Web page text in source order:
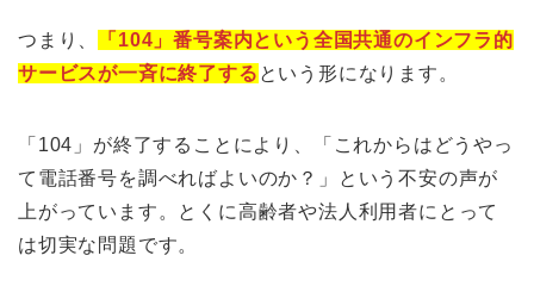
つまり、
「104」番号案内という全国共通のインフラ的
サービスが一斉に終了する という形になります。
「104」が終了することにより、「これからはどうやっ
て電話番号を調べればよいのか？」という不安の声が
上がっています。とくに高齢者や法人利用者にとって
は切実な問題です。